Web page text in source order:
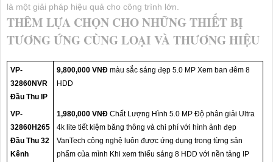
là một giải pháp hiệu quả cho công trình lớn.
THÊM LỰA CHỌN CHO NHỮNG THIẾT BỊ
TƯƠNG ỨNG CÙNG LOẠI VÀ THƯƠNG HIỆU
VP-
32860NVR
Đầu Thu IP
9,800,000 VNĐ màu sắc sáng đẹp 5.0 MP Xem ban đêm 8
HDD
VP-
32860H265
Đầu Thu 32
Kênh
1,980,000 VNĐ Chất Lượng Hình 5.0 MP Độ phân giải Ultra
4k lite tiết kiệm băng thông và chi phí với hình ảnh đẹp
VanTech công nghệ luôn được ứng dụng trong từng sản
phẩm của mình Khi xem thiếu sáng 8 HDD với nền tảng IP